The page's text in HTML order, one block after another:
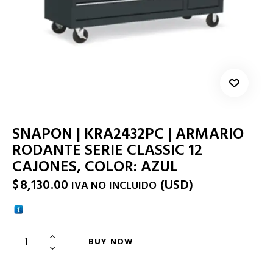
SNAPON | KRA2432PC | ARMARIO
RODANTE SERIE CLASSIC 12
CAJONES, COLOR: AZUL
$8,130.00 IVA NO INCLUIDO (USD)
BUY NOW